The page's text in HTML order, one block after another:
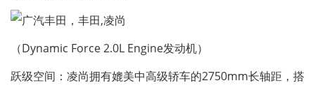
（Dynamic Force 2.0L Engine发动机）
跃级空间：凌尚拥有媲美中高级轿车的2750mm长轴距，搭